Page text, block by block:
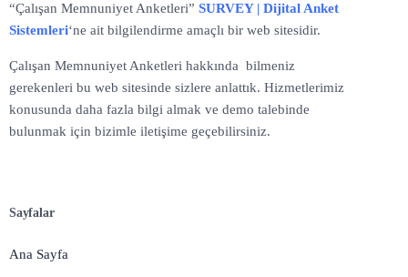
“Çalışan Memnuniyet Anketleri” SURVEY | Dijital Anket
Sistemleri‘ne ait bilgilendirme amaçlı bir web sitesidir.
Çalışan Memnuniyet Anketleri hakkında bilmeniz
gerekenleri bu web sitesinde sizlere anlattık. Hizmetlerimiz
konusunda daha fazla bilgi almak ve demo talebinde
bulunmak için bizimle iletişime geçebilirsiniz.
Sayfalar
Ana Sayfa